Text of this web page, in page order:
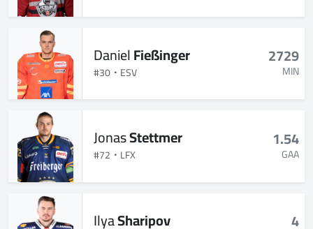
DanielFießinger
#30 ESV
2729
MIN
JonasStettmer
#72 LFX
1.54
GAA
IlyaSharipov 4